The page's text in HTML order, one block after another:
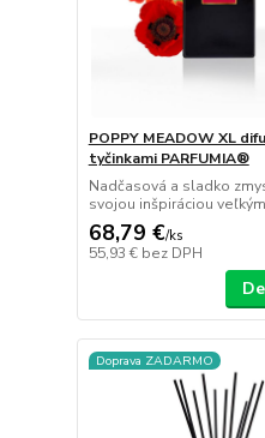
POPPY MEADOW XL
tyčinkami PARFUMIA®
Nadčasová a sladko
svojou inšpiráciou
68,79 €/ks
55,93 € bez DPH
Doprava ZADARMO